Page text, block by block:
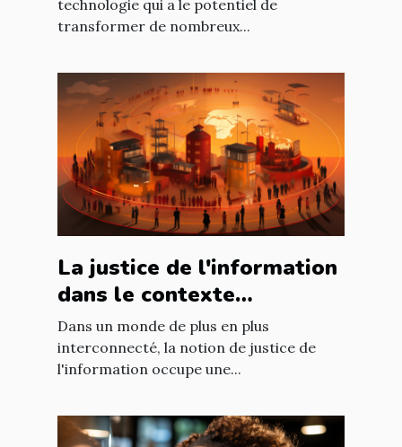
technologie qui a le potentiel de
transformer de nombreux...
La justice de l'information
dans le contexte
international : enjeux et
défis
Dans un monde de plus en plus
interconnecté, la notion de justice de
l'information occupe une...